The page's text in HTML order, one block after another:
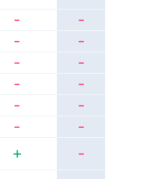
- -
- -
- -
- -
- -
- -
+ -